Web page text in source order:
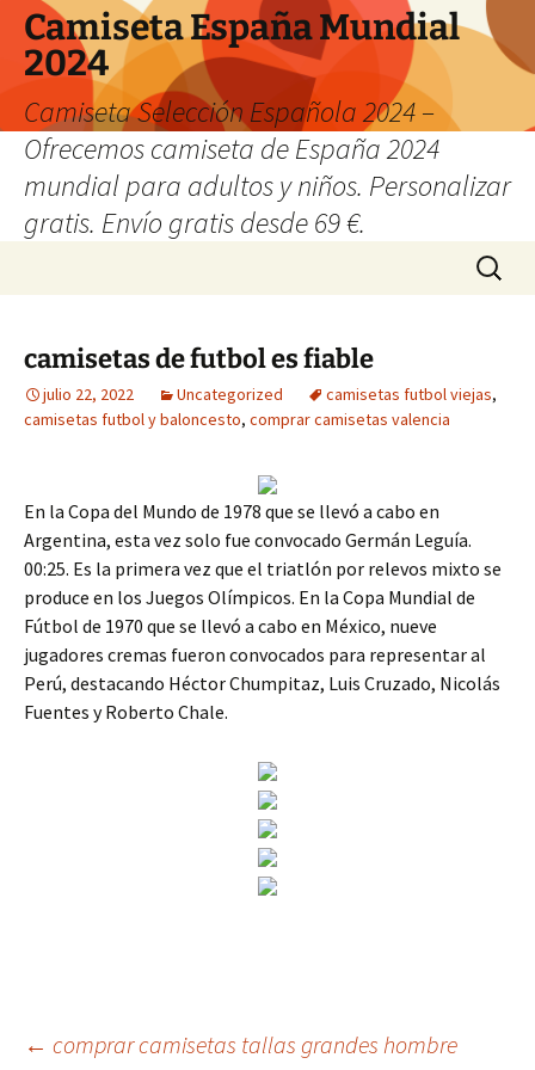
Camiseta España Mundial
2024
Camiseta Selección Española 2024 –
Ofrecemos camiseta de España 2024
mundial para adultos y niños. Personalizar
gratis. Envío gratis desde 69 €.
Buscar:
camisetas de futbol es fiable
julio 22, 2022 Uncategorized camisetas futbol viejas,
camisetas futbol y baloncesto, comprar camisetas valencia
En la Copa del Mundo de 1978 que se llevó a cabo en
Argentina, esta vez solo fue convocado Germán Leguía.
00:25. Es la primera vez que el triatlón por relevos mixto se
produce en los Juegos Olímpicos. En la Copa Mundial de
Fútbol de 1970 que se llevó a cabo en México, nueve
jugadores cremas fueron convocados para representar al
Perú, destacando Héctor Chumpitaz, Luis Cruzado, Nicolás
Fuentes y Roberto Chale.
← comprar camisetas tallas grandes hombre